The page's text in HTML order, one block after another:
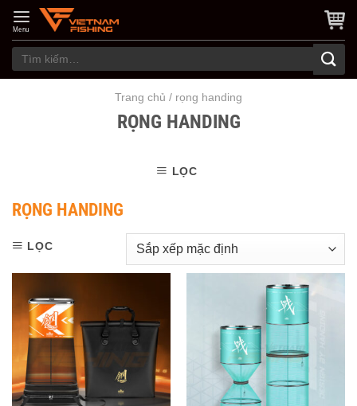
content
Menu
Tìm
kiếm:
Trang chủ / rọng handing
RỌNG HANDING
LỌC
RỌNG HANDING
LỌC